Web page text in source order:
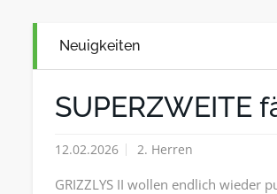
Neuigkeiten
SUPERZWEITE
12.02.2026 2. Herren
GRIZZLYS II wollen endlich wieder